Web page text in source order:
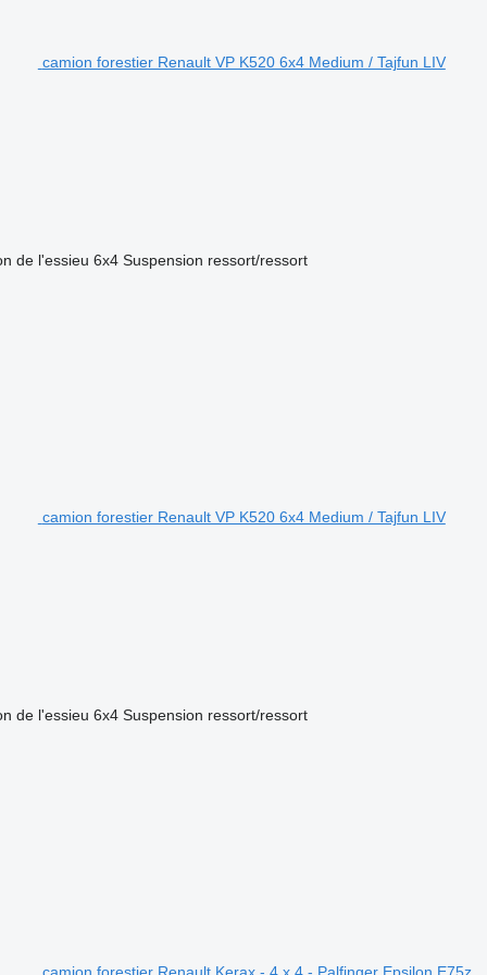
camion forestier Renault VP K520 6x4 Medium / Tajfun LIV
de l'essieu 6x4 Suspension ressort/ressort
camion forestier Renault VP K520 6x4 Medium / Tajfun LIV
de l'essieu 6x4 Suspension ressort/ressort